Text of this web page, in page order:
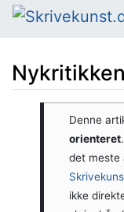
Nykritikken
Denne
orienteret
det meste
ikke